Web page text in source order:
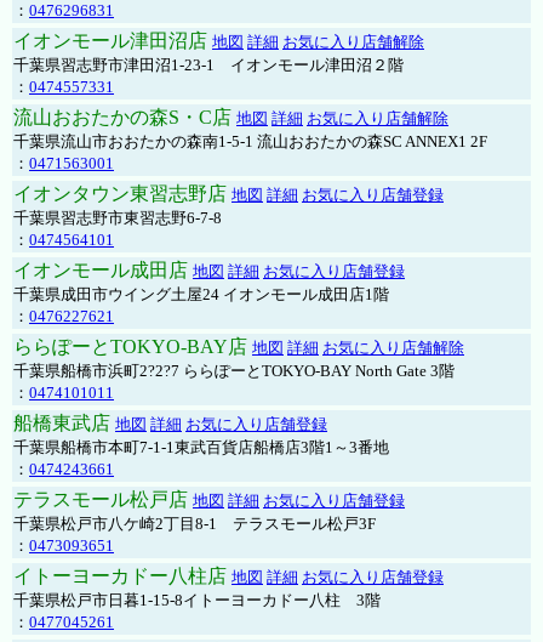
： 0476296831
イオンモール津田沼店 地図 詳細 お気に入り店舗解除
千葉県習志野市津田沼1-23-1 イオンモール津田沼２階
： 0474557331
流山おおたかの森S・C店 地図 詳細 お気に入り店舗解除
千葉県流山市おおたかの森南1-5-1 流山おおたかの森SC ANNEX1 2F
： 0471563001
イオンタウン東習志野店 地図 詳細 お気に入り店舗登録
千葉県習志野市東習志野6-7-8
： 0474564101
イオンモール成田店 地図 詳細 お気に入り店舗登録
千葉県成田市ウイング土屋24 イオンモール成田店1階
： 0476227621
ららぽーとTOKYO-BAY店 地図 詳細 お気に入り店舗解除
千葉県船橋市浜町2?2?7 ららぽーとTOKYO-BAY North Gate 3階
： 0474101011
船橋東武店 地図 詳細 お気に入り店舗登録
千葉県船橋市本町7-1-1東武百貨店船橋店3階1～3番地
： 0474243661
テラスモール松戸店 地図 詳細 お気に入り店舗登録
千葉県松戸市八ケ崎2丁目8-1 テラスモール松戸3F
： 0473093651
イトーヨーカドー八柱店 地図 詳細 お気に入り店舗登録
千葉県松戸市日暮1-15-8イトーヨーカドー八柱 3階
： 0477045261